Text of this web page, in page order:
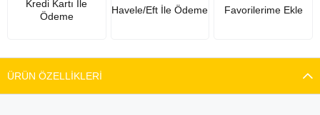
Kredi Kartı İle
Ödeme
Havele/Eft İle Ödeme Favorilerime Ekle
ÜRÜN ÖZELLIKLERI